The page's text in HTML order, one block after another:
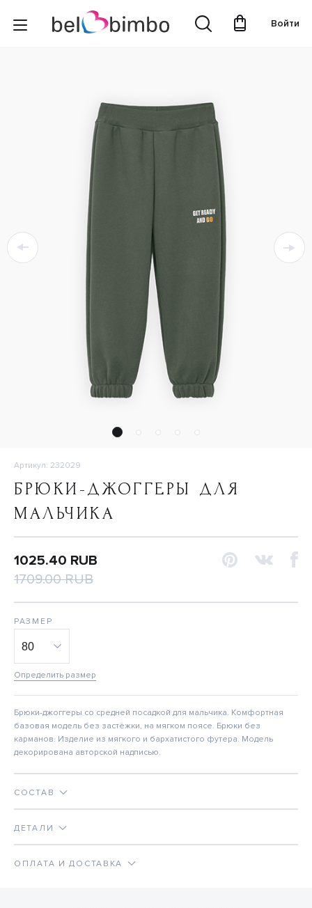
Войти
Артикул: 232029
БРЮКИ-ДЖОГГЕРЫ ДЛЯ
МАЛЬЧИКА
1025.40 RUB
1709.00 RUB
РАЗМЕР
Определить размер
Брюки-джоггеры со средней посадкой для мальчика. Комфортная
базовая модель без застёжки, на мягком поясе. Брюки без
карманов. Изделие из мягкого и бархатистого футера. Модель
декорирована авторской надписью.
СОСТАВ
ДЕТАЛИ
ОПЛАТА И ДОСТАВКА